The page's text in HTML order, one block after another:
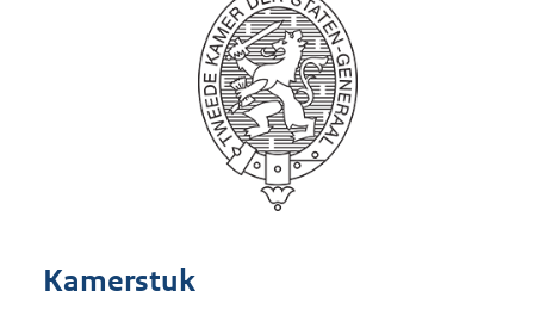
Kamerstuk